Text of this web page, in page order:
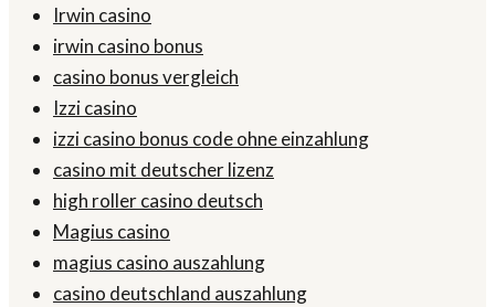
Irwin casino
irwin casino bonus
casino bonus vergleich
Izzi casino
izzi casino bonus code ohne einzahlung
casino mit deutscher lizenz
high roller casino deutsch
Magius casino
magius casino auszahlung
casino deutschland auszahlung